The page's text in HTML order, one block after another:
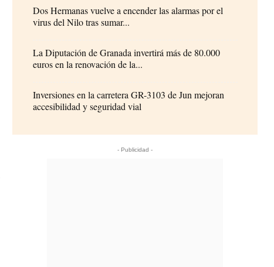
Dos Hermanas vuelve a encender las alarmas por el
virus del Nilo tras sumar...
La Diputación de Granada invertirá más de 80.000
euros en la renovación de la...
Inversiones en la carretera GR-3103 de Jun mejoran
accesibilidad y seguridad vial
- Publicidad -